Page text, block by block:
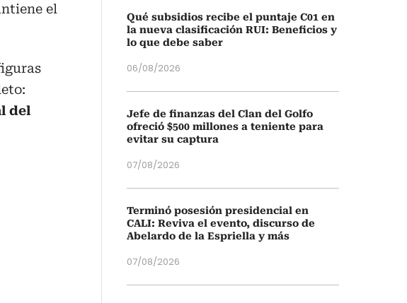
el
del
Qué subsidios recibe el puntaje C01 en
la nueva clasificación RUI: Beneficios y
lo que debe saber
06/08/2026
Jefe de finanzas del Clan del Golfo
ofreció $500 millones a teniente para
evitar su captura
07/08/2026
Terminó posesión presidencial en
CALI: Reviva el evento, discurso de
Abelardo de la Espriella y más
07/08/2026